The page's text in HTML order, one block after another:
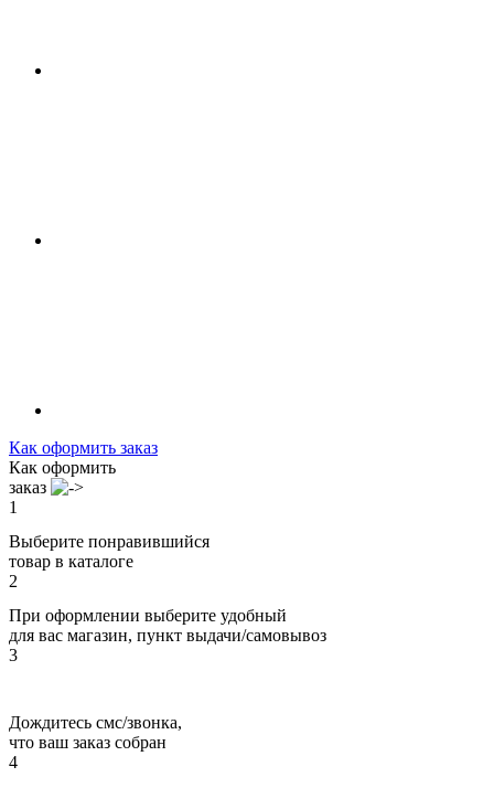
Как оформить заказ
Как оформить
заказ
1
Выберите понравившийся
товар в каталоге
2
При оформлении выберите удобный
для вас магазин, пункт выдачи/самовывоз
3
Дождитесь смс/звонка,
что ваш заказ собран
4